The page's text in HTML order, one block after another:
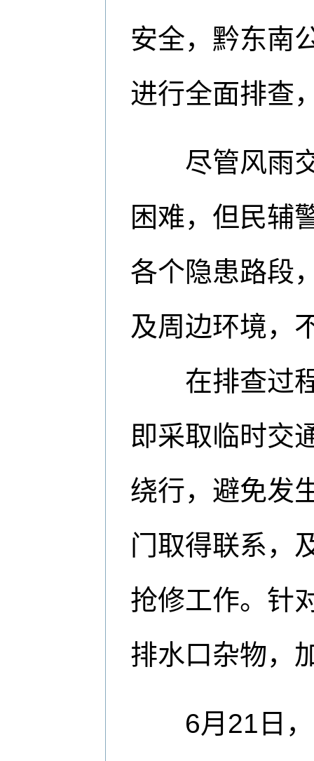
安全，黔东南
进行全面排查
尽管风雨交
困难，但民辅
各个隐患路段
及周边环境，
在排查过程
即采取临时交
绕行，避免发
门取得联系，
抢修工作。针
排水口杂物，
6月21日，